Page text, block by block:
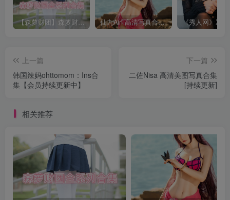
【森萝财团】森萝财团系列福利原版无水印合集下载[与本站内容同步更新] 仙九Airi 高清写真合集[持续更新]
上一篇
韩国辣妈ohttomom：Ins合
集【会员持续更新中】
下一篇
二佐Nisa 高清美图写真合集
[持续更新]
相关推荐